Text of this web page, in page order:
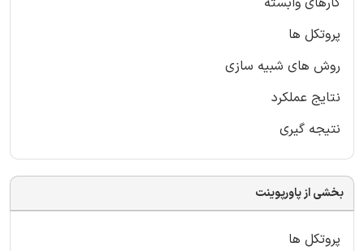
پروتکل ها
روش های شبیه سازی
نتایج عملکرد
نتیجه گیری
بخشی از پاورپوینت
پروتکل ها